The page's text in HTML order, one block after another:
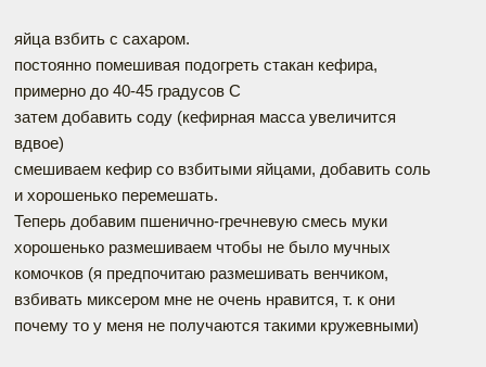
яйца взбить с сахаром.
постоянно помешивая подогреть стакан кефира,
примерно до 40-45 градусов С
затем добавить соду (кефирная масса увеличится
вдвое)
смешиваем кефир со взбитыми яйцами, добавить соль
и хорошенько перемешать.
Теперь добавим пшенично-гречневую смесь муки
хорошенько размешиваем чтобы не было мучных
комочков (я предпочитаю размешивать венчиком,
взбивать миксером мне не очень нравится, т. к они
почему то у меня не получаются такими кружевными)